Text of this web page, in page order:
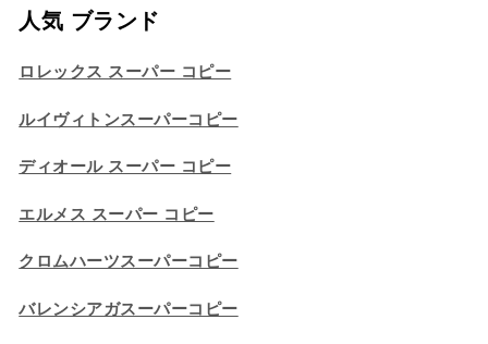
人気 ブランド
ロレックス スーパー コピー
ルイヴィトンスーパーコピー
ディオール スーパー コピー
エルメス スーパー コピー
クロムハーツスーパーコピー
バレンシアガスーパーコピー